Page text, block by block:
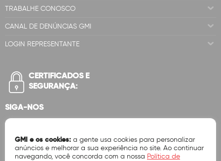
TRABALHE CONOSCO
CANAL DE DENÚNCIAS GMI
LOGIN REPRESENTANTE
CERTIFICADOS E
SEGURANÇA:
SIGA-NOS
GMI e os cookies: a gente usa cookies para personalizar
anúncios e melhorar a sua experiência no site. Ao continuar
navegando, você concorda com a nossa Política de